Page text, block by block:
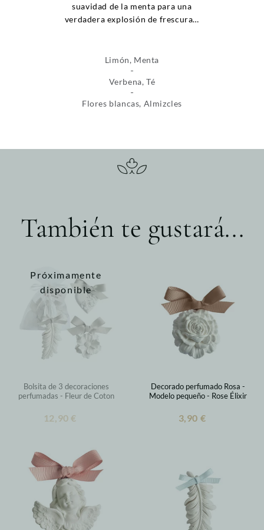
suavidad de la menta para una
verdadera explosión de frescura…
Limón, Menta
Verbena, Té
Flores blancas, Almizcles
También te gustará...
Próximamente
disponible
Bolsita de 3 decoraciones
perfumadas - Fleur de Coton
12,90 €
Decorado perfumado Rosa -
Modelo pequeño - Rose Élixir
3,90 €